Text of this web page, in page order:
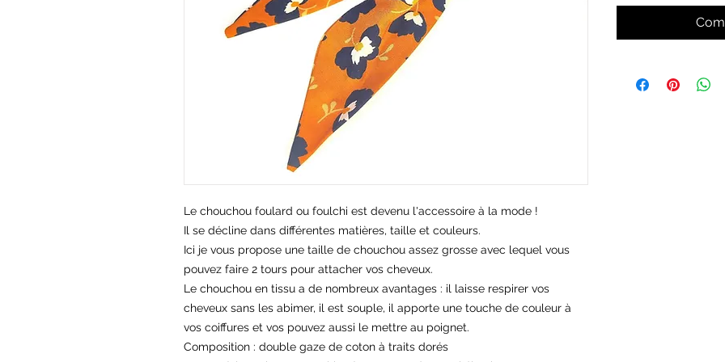
Le chouchou foulard ou foulchi est devenu l'accessoire à la mode !
Il se décline dans différentes matières, taille et couleurs.
Ici je vous propose une taille de chouchou assez grosse avec lequel vous
pouvez faire 2 tours pour attacher vos cheveux.
Le chouchou en tissu a de nombreux avantages : il laisse respirer vos
cheveux sans les abimer, il est souple, il apporte une touche de couleur à
vos coiffures et vos pouvez aussi le mettre au poignet.
Composition : double gaze de coton à traits dorés